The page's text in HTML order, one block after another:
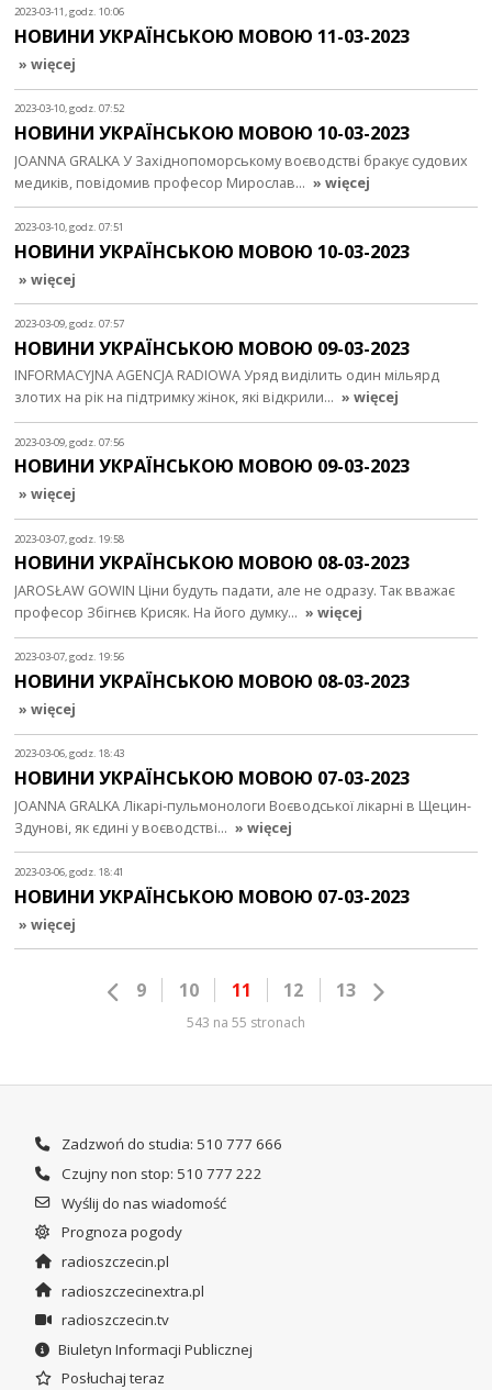
2023-03-11, godz. 10:06
НОВИНИ УКРАЇНСЬКОЮ МОВОЮ 11-03-2023
» więcej
2023-03-10, godz. 07:52
НОВИНИ УКРАЇНСЬКОЮ МОВОЮ 10-03-2023
JOANNA GRALKA У Західнопоморському воєводстві бракує судових
медиків, повідомив професор Мирослав… » więcej
2023-03-10, godz. 07:51
НОВИНИ УКРАЇНСЬКОЮ МОВОЮ 10-03-2023
» więcej
2023-03-09, godz. 07:57
НОВИНИ УКРАЇНСЬКОЮ МОВОЮ 09-03-2023
INFORMACYJNA AGENCJA RADIOWA Уряд виділить один мільярд
злотих на рік на підтримку жінок, які відкрили… » więcej
2023-03-09, godz. 07:56
НОВИНИ УКРАЇНСЬКОЮ МОВОЮ 09-03-2023
» więcej
2023-03-07, godz. 19:58
НОВИНИ УКРАЇНСЬКОЮ МОВОЮ 08-03-2023
JAROSŁAW GOWIN Ціни будуть падати, але не одразу. Так вважає
професор Збігнєв Крисяк. На його думку… » więcej
2023-03-07, godz. 19:56
НОВИНИ УКРАЇНСЬКОЮ МОВОЮ 08-03-2023
» więcej
2023-03-06, godz. 18:43
НОВИНИ УКРАЇНСЬКОЮ МОВОЮ 07-03-2023
JOANNA GRALKA Лікарі-пульмонологи Воєводської лікарні в Щецин-
Здунові, як єдині у воєводстві… » więcej
2023-03-06, godz. 18:41
НОВИНИ УКРАЇНСЬКОЮ МОВОЮ 07-03-2023
» więcej
9 10 11 12 13
543 na 55 stronach
Zadzwoń do studia: 510 777 666
Czujny non stop: 510 777 222
Wyślij do nas wiadomość
Prognoza pogody
radioszczecin.pl
radioszczecinextra.pl
radioszczecin.tv
Biuletyn Informacji Publicznej
Posłuchaj teraz